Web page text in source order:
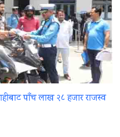
पाँच लाख २८ हजार राजस्व